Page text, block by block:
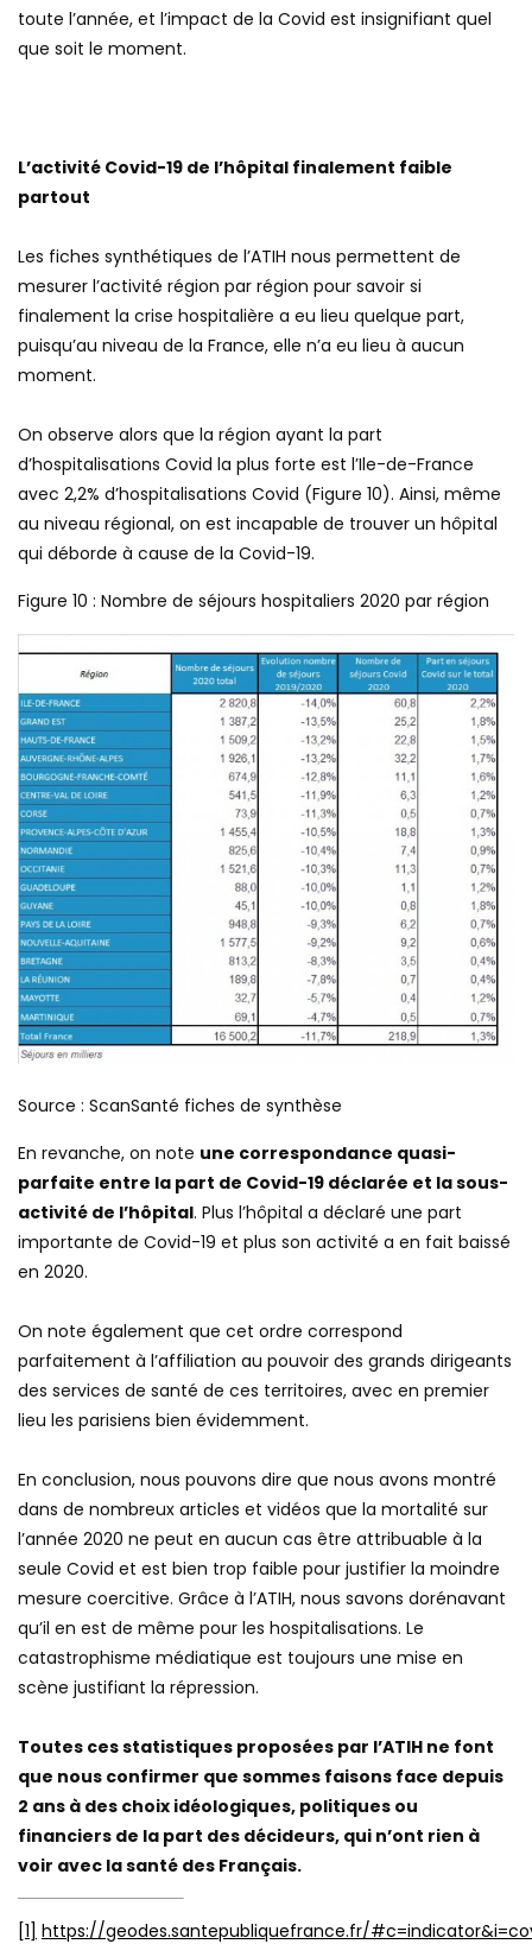
toute l’année, et l’impact de la Covid est insignifiant quel
que soit le moment.
L’activité Covid-19 de l’hôpital finalement faible
partout
Les fiches synthétiques de l’ATIH nous permettent de
mesurer l’activité région par région pour savoir si
finalement la crise hospitalière a eu lieu quelque part,
puisqu’au niveau de la France, elle n’a eu lieu à aucun
moment.
On observe alors que la région ayant la part
d’hospitalisations Covid la plus forte est l’Ile-de-France
avec 2,2% d’hospitalisations Covid (Figure 10). Ainsi, même
au niveau régional, on est incapable de trouver un hôpital
qui déborde à cause de la Covid-19.
Figure 10 : Nombre de séjours hospitaliers 2020 par région
Source : ScanSanté fiches de synthèse
En revanche, on note une correspondance quasi-
parfaite entre la part de Covid-19 déclarée et la sous-
activité de l’hôpital. Plus l’hôpital a déclaré une part
importante de Covid-19 et plus son activité a en fait baissé
en 2020.
On note également que cet ordre correspond
parfaitement à l’affiliation au pouvoir des grands dirigeants
des services de santé de ces territoires, avec en premier
lieu les parisiens bien évidemment.
En conclusion, nous pouvons dire que nous avons montré
dans de nombreux articles et vidéos que la mortalité sur
l’année 2020 ne peut en aucun cas être attribuable à la
seule Covid et est bien trop faible pour justifier la moindre
mesure coercitive. Grâce à l’ATIH, nous savons dorénavant
qu’il en est de même pour les hospitalisations. Le
catastrophisme médiatique est toujours une mise en
scène justifiant la répression.
Toutes ces statistiques proposées par l’ATIH ne font
que nous confirmer que sommes faisons face depuis
2 ans à des choix idéologiques, politiques ou
financiers de la part des décideurs, qui n’ont rien à
voir avec la santé des Français.
[1] https://geodes.santepubliquefrance.fr/